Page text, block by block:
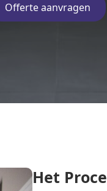
Offerte aanvragen
Het